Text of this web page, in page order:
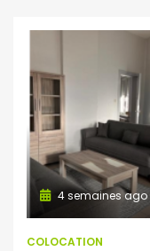
4 semaines ago
COLOCATION